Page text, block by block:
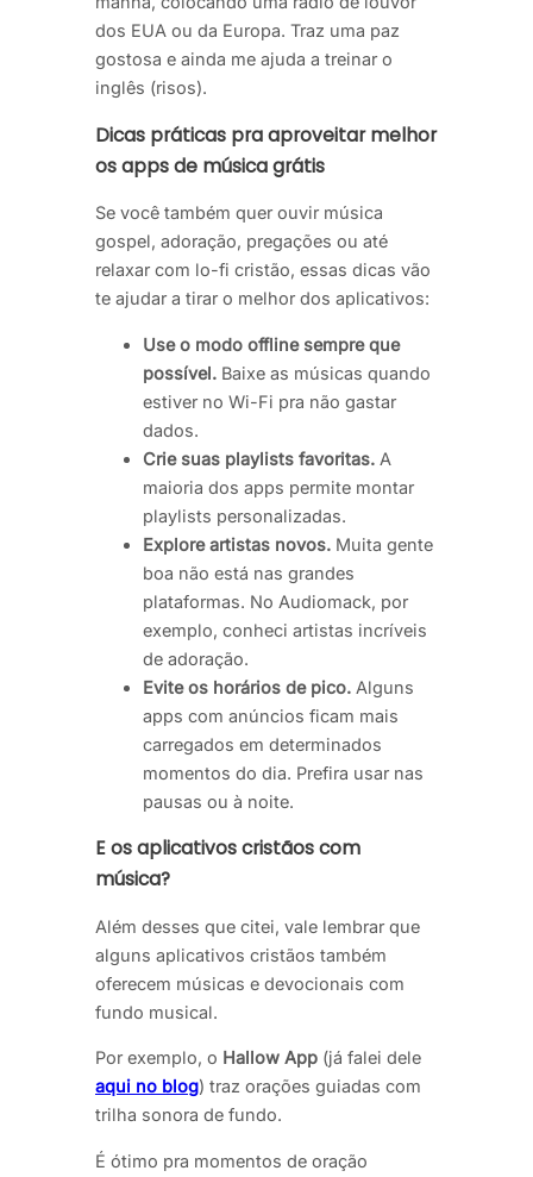
dos EUA ou da Europa. Traz uma paz
gostosa e ainda me ajuda a treinar o
inglês (risos).
Dicas práticas pra aproveitar melhor
os apps de música grátis
Se você também quer ouvir música
gospel, adoração, pregações ou até
relaxar com lo-fi cristão, essas dicas vão
te ajudar a tirar o melhor dos aplicativos:
Use o modo offline sempre que
possível. Baixe as músicas quando
estiver no Wi-Fi pra não gastar
dados.
Crie suas playlists favoritas. A
maioria dos apps permite montar
playlists personalizadas.
Explore artistas novos. Muita gente
boa não está nas grandes
plataformas. No Audiomack, por
exemplo, conheci artistas incríveis
de adoração.
Evite os horários de pico. Alguns
apps com anúncios ficam mais
carregados em determinados
momentos do dia. Prefira usar nas
pausas ou à noite.
E os aplicativos cristãos com
música?
Além desses que citei, vale lembrar que
alguns aplicativos cristãos também
oferecem músicas e devocionais com
fundo musical.
Por exemplo, o Hallow App (já falei dele
aqui no blog) traz orações guiadas com
trilha sonora de fundo.
É ótimo pra momentos de oração